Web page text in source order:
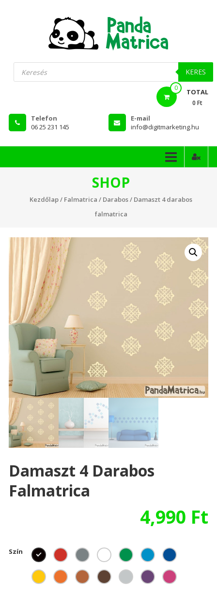
PandaMatrica
falmatrica
Products
search KERES
0 TOTAL
0 Ft
Telefon
06 25 231 145
E-mail
info@digitmarketing.hu
SHOP
Kezdőlap/ Falmatrica / Darabos/ Damaszt 4 darabos
falmatrica
Damaszt 4 Darabos
Falmatrica
4,990 Ft
Szín